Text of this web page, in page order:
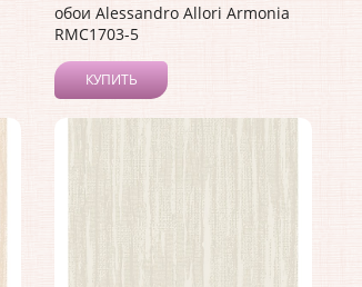
обои Alessandro Allori Armonia
RMC1703-5
КУПИТЬ